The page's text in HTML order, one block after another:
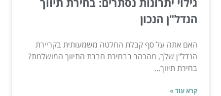
הנדל"ן הנכון
האם אתה על סף קבלת החלטה משמעותית בקריירת
הנדל"ן שלך, מהרהר בבחירת חברת התיווך המושלמת?
בחירת תיווך...
קרא עוד »